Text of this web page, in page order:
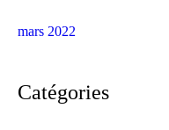
mars 2022
Catégories